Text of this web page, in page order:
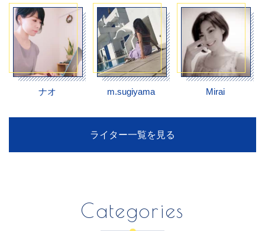
ナオ m.sugiyama Mirai
ライター一覧を見る
Categories